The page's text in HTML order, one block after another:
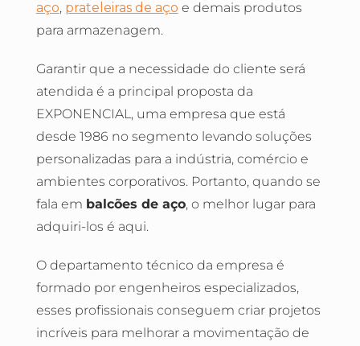
aço, prateleiras de aço e demais produtos
para armazenagem.
Garantir que a necessidade do cliente será
atendida é a principal proposta da
EXPONENCIAL, uma empresa que está
desde 1986 no segmento levando soluções
personalizadas para a indústria, comércio e
ambientes corporativos. Portanto, quando se
fala em balcões de aço, o melhor lugar para
adquiri-los é aqui.
O departamento técnico da empresa é
formado por engenheiros especializados,
esses profissionais conseguem criar projetos
incríveis para melhorar a movimentação de